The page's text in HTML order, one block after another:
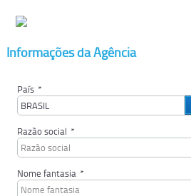
Informações da Agência
País *
BRASIL
Razão social *
Nome fantasia *